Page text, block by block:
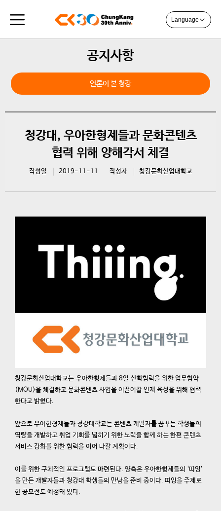
Language
공지사항
언론이 본 청강
청강대, 우아한형제들과 문화콘텐츠
협력 위해 양해각서 체결
작성일 2019-11-11 작성자 청강문화산업대학교
청강문화산업대학교는 우아한형제들과 8일 산학협력을 위한 업무협약
(MOU)을 체결하고 문화콘텐츠 사업을 이끌어갈 인재 육성을 위해 협력
한다고 밝혔다.
앞으로 우아한형제들과 청강대학교는 콘텐츠 개발자를 꿈꾸는 학생들의
역량을 개발하고 취업 기회를 넓히기 위한 노력을 함께 하는 한편 콘텐츠
서비스 강화를 위한 협력을 이어 나갈 계획이다.
이를 위한 구체적인 프로그램도 마련된다. 양측은 우아한형제들의 ‘띠잉’
을 만든 개발자들과 청강대 학생들의 만남을 준비 중이다. 띠잉을 주제로
한 공모전도 예정돼 있다.